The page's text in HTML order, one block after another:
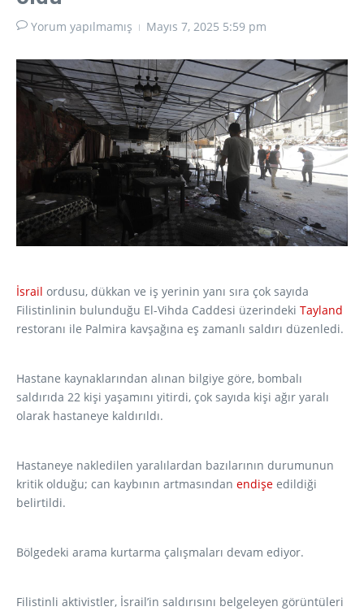
Yorum yapılmamış Mayıs 7, 2025 5:59 pm
İsrail ordusu, dükkan ve iş yerinin yanı sıra çok sayıda
Filistinlinin bulunduğu El-Vihda Caddesi üzerindeki Tayland
restoranı ile Palmira kavşağına eş zamanlı saldırı düzenledi.
Hastane kaynaklarından alınan bilgiye göre, bombalı
saldırıda 22 kişi yaşamını yitirdi, çok sayıda kişi ağır yaralı
olarak hastaneye kaldırıldı.
Hastaneye nakledilen yaralılardan bazılarının durumunun
kritik olduğu; can kaybının artmasından endişe edildiği
belirtildi.
Bölgedeki arama kurtarma çalışmaları devam ediyor.
Filistinli aktivistler, İsrail’in saldırısını belgeleyen görüntüleri